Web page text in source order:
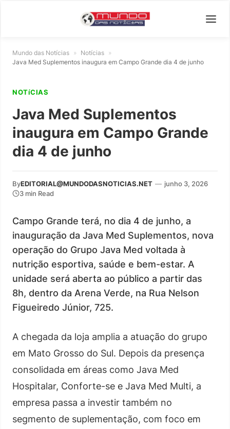
Mundo das Notícias » Notícias »
Java Med Suplementos inaugura em Campo Grande dia 4 de junho
NOTíCIAS
Java Med Suplementos
inaugura em Campo Grande
dia 4 de junho
ByEDITORIAL@MUNDODASNOTICIAS.NET — junho 3, 2026
3 min Read
Campo Grande terá, no dia 4 de junho, a
inauguração da Java Med Suplementos, nova
operação do Grupo Java Med voltada à
nutrição esportiva, saúde e bem-estar. A
unidade será aberta ao público a partir das
8h, dentro da Arena Verde, na Rua Nelson
Figueiredo Júnior, 725.
A chegada da loja amplia a atuação do grupo
em Mato Grosso do Sul. Depois da presença
consolidada em áreas como Java Med
Hospitalar, Conforte-se e Java Med Multi, a
empresa passa a investir também no
segmento de suplementação, com foco em